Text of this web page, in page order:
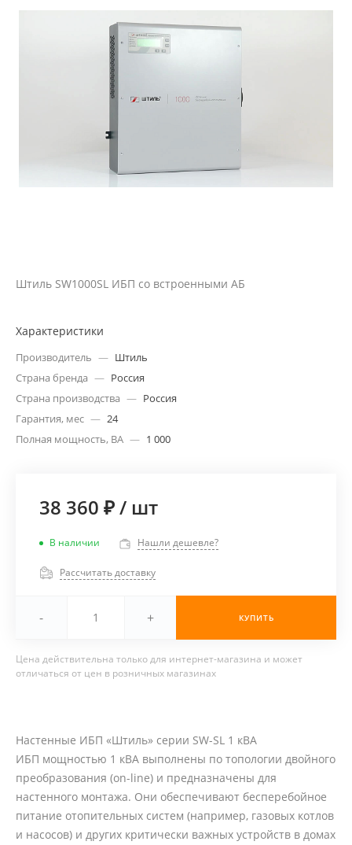
Штиль SW1000SL ИБП со встроенными АБ
Характеристики
Производитель — Штиль
Страна бренда — Россия
Страна производства — Россия
Гарантия, мес — 24
Полная мощность, ВА — 1 000
38 360 ₽/ шт
В наличии Нашли дешевле?
Рассчитать доставку
- + КУПИТЬ
Цена действительна только для интернет-магазина и может
отличаться от цен в розничных магазинах
Настенные ИБП «Штиль» серии SW-SL 1 кВА
ИБП мощностью 1 кВА выполнены по топологии двойного
преобразования (on-line) и предназначены для
настенного монтажа. Они обеспечивают бесперебойное
питание отопительных систем (например, газовых котлов
и насосов) и других критически важных устройств в домах